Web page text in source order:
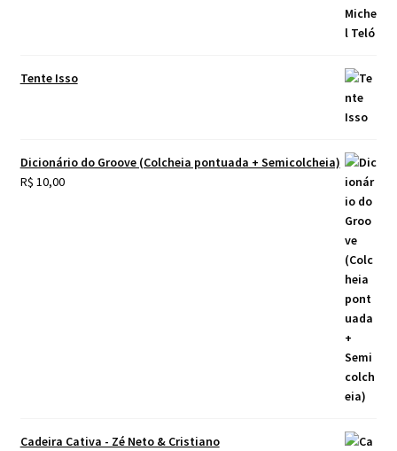
Tente Isso
Dicionário do Groove (Colcheia pontuada + Semicolcheia)
R$ 10,00
Cadeira Cativa - Zé Neto & Cristiano